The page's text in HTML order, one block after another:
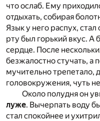
что ослаб. Ему
отдыхать, собирая
Язык у него распух,
рту был горький вкус. А
сердце. После
безжалостно стучать, а
мучительно трепетало,
головокружения, чуть
Около полудня он
луже. Вычерпать воду
стал спокойнее и